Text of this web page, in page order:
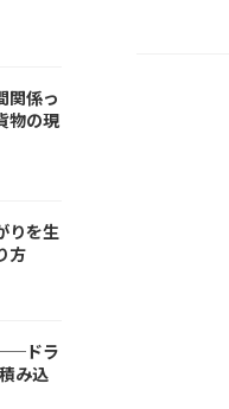
関係っ
物の現
りを生
方
ドラ
み込